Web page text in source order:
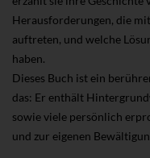
Herausforderungen, die
auftreten, und welche
haben.
Dieses Buch ist ein
das: Er enthält
sowie viele persönlich
und zur eigenen